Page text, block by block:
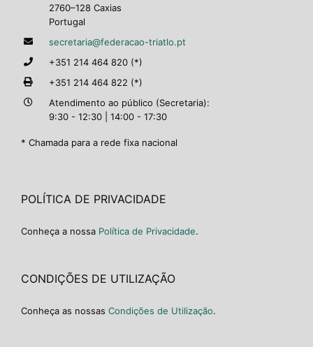
2760–128 Caxias
Portugal
secretaria@federacao-triatlo.pt
+351 214 464 820 (*)
+351 214 464 822 (*)
Atendimento ao público (Secretaria):
9:30 - 12:30 | 14:00 - 17:30
* Chamada para a rede fixa nacional
POLÍTICA DE PRIVACIDADE
Conheça a nossa Política de Privacidade.
CONDIÇÕES DE UTILIZAÇÃO
Conheça as nossas Condições de Utilização.